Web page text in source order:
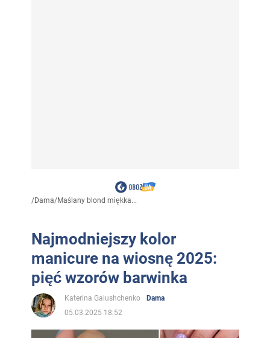
/Dama/Maślany blond miękka...
Najmodniejszy kolor
manicure na wiosnę 2025:
pięć wzorów barwinka
Katerina Galushchenko
Dama
05.03.2025 18:52